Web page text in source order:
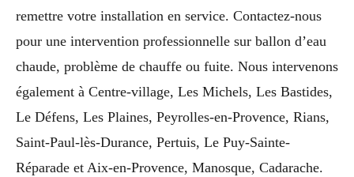
remettre votre installation en service. Contactez-nous
pour une intervention professionnelle sur ballon d’eau
chaude, problème de chauffe ou fuite. Nous intervenons
également à Centre-village, Les Michels, Les Bastides,
Le Défens, Les Plaines, Peyrolles-en-Provence, Rians,
Saint-Paul-lès-Durance, Pertuis, Le Puy-Sainte-
Réparade et Aix-en-Provence, Manosque, Cadarache.